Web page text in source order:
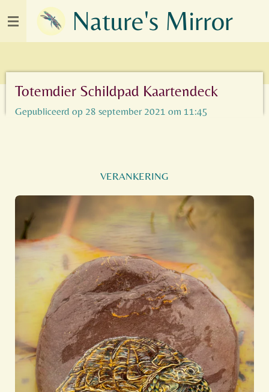
Ga
hoofdinhoud
Nature's Mirror
Totemdier Schildpad Kaartendeck
Gepubliceerd op 28 september 2021 om 11:45
VERANKERING